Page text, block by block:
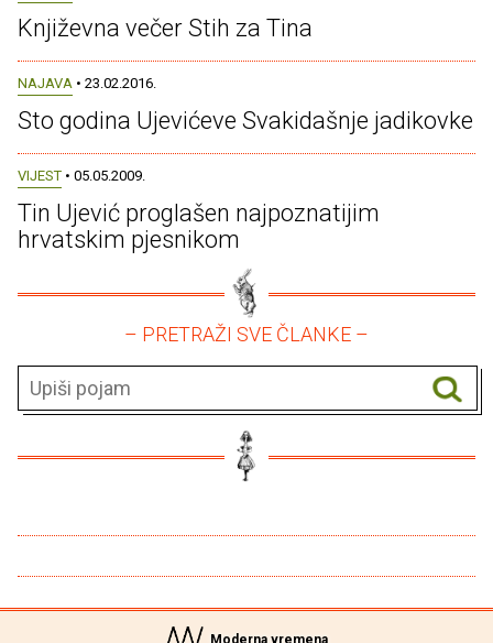
Književna večer Stih za Tina
NAJAVA • 23.02.2016.
Sto godina Ujevićeve Svakidašnje jadikovke
VIJEST • 05.05.2009.
Tin Ujević proglašen najpoznatijim
hrvatskim pjesnikom
– PRETRAŽI SVE ČLANKE –
Moderna vremena